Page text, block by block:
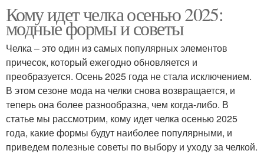
Кому идет челка осенью 2025:
модные формы и советы
Челка – это один из самых популярных элементов
причесок, который ежегодно обновляется и
преобразуется. Осень 2025 года не стала исключением.
В этом сезоне мода на челки снова возвращается, и
теперь она более разнообразна, чем когда-либо. В
статье мы рассмотрим, кому идет челка осенью 2025
года, какие формы будут наиболее популярными, и
приведем полезные советы по выбору и уходу за челкой.